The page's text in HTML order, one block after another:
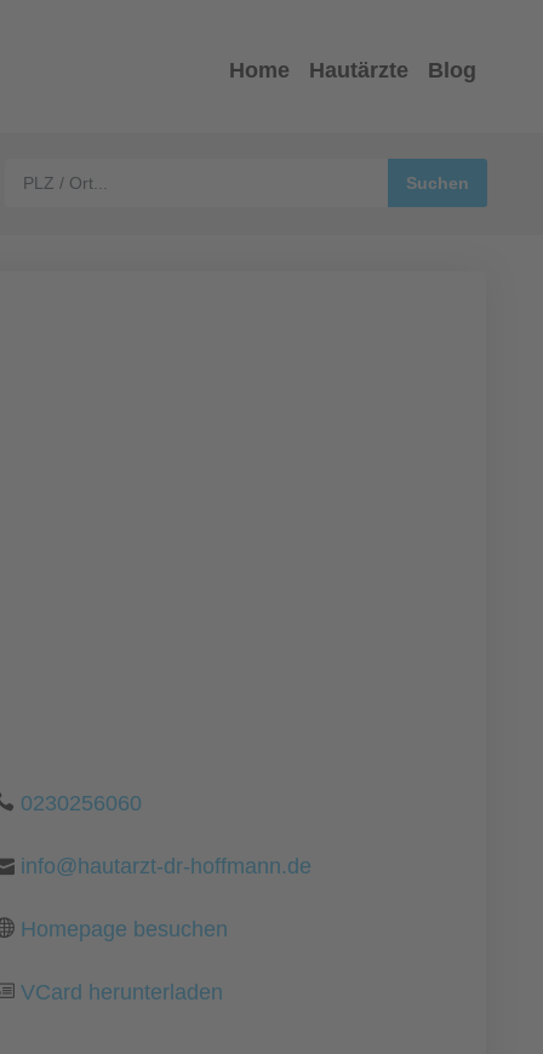
Home Hautärzte Blog
0230256060
info@hautarzt-dr-hoffmann.de
Homepage besuchen
VCard herunterladen